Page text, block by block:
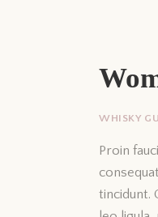
WHISKY
Proin
tincidunt.